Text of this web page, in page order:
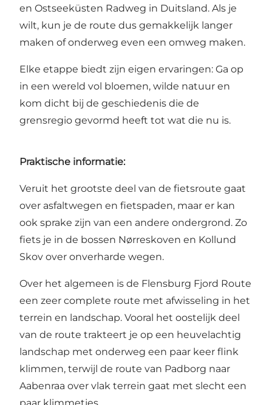
en Ostseeküsten Radweg in Duitsland. Als je
wilt, kun je de route dus gemakkelijk langer
maken of onderweg even een omweg maken.
Elke etappe biedt zijn eigen ervaringen: Ga op
in een wereld vol bloemen, wilde natuur en
kom dicht bij de geschiedenis die de
grensregio gevormd heeft tot wat die nu is.
Praktische informatie:
Veruit het grootste deel van de fietsroute gaat
over asfaltwegen en fietspaden, maar er kan
ook sprake zijn van een andere ondergrond. Zo
fiets je in de bossen Nørreskoven en Kollund
Skov over onverharde wegen.
Over het algemeen is de Flensburg Fjord Route
een zeer complete route met afwisseling in het
terrein en landschap. Vooral het oostelijk deel
van de route trakteert je op een heuvelachtig
landschap met onderweg een paar keer flink
klimmen, terwijl de route van Padborg naar
Aabenraa over vlak terrein gaat met slecht een